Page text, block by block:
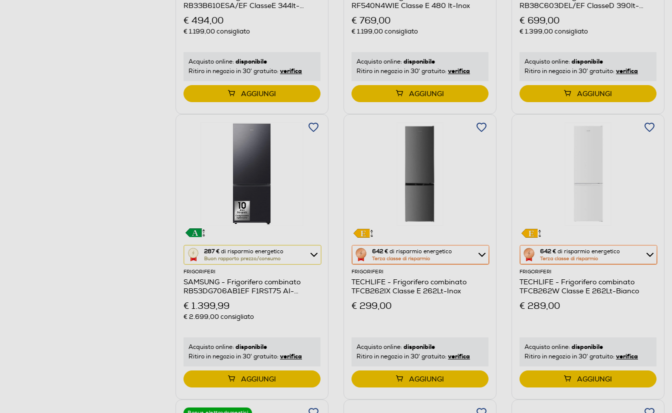
di
di
Youreko.
RB33B610ESA/EF ClasseE 344lt-
€ 494,00
€ 1.199,00consigliato
Acquisto online: disponibile
Ritiro in negozio in 30' gratuito: verifica
AGGIUNGI
di
di
Youreko.
RF540N4WIE Classe E 480 lt-Inox
€ 769,00
€ 1.199,00consigliato
Acquisto online: disponibile
Ritiro in negozio in 30' gratuito: verifica
AGGIUNGI
di
di
Youreko.
RB38C603DEL/EF ClasseD 390lt-
€ 699,00
€ 1.399,00consigliato
Acquisto online: disponibile
Ritiro in negozio in 30' gratuito: verifica
AGGIUNGI
287 € di risparmio energetico
Buon rapporto prezzo/consumo
Questa
azione
aprirà
il
di
di
Youreko.
FRIGORIFERI
SAMSUNG - Frigorifero combinato
RB53DG706AB1EF F1RST75 AI-
€ 1.399,99
€ 2.699,00consigliato
Acquisto online: disponibile
Ritiro in negozio in 30' gratuito: verifica
AGGIUNGI
642 €di risparmio energetico
Terza classe di risparmio
Questa
azione
aprirà
il
di
di
Youreko.
FRIGORIFERI
TECHLIFE - Frigorifero combinato
TFCB262IX Classe E 262Lt-Inox
€ 299,00
Acquisto online: disponibile
Ritiro in negozio in 30' gratuito: verifica
AGGIUNGI
642 €di risparmio energetico
Terza classe di risparmio
Questa
azione
aprirà
il
di
di
Youreko.
FRIGORIFERI
TECHLIFE - Frigorifero combinato
TFCB262W Classe E 262Lt-Bianco
€ 289,00
Acquisto online: disponibile
Ritiro in negozio in 30' gratuito: verifica
AGGIUNGI